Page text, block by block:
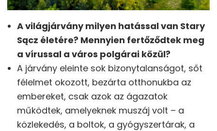
A világjárvány milyen hatással van Stary
Sącz életére? Mennyien fertőződtek meg
a vírussal a város polgárai közül?
A járvány eleinte sok bizonytalanságot, sőt
félelmet okozott, bezárta otthonukba az
embereket, csak azok az ágazatok
működtek, amelyeknek muszáj volt – a
közlekedés, a boltok, a gyógyszertárak, a